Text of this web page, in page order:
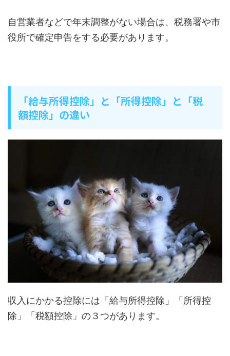
自営業者などで年末調整がない場合は、税務署や市
役所で確定申告をする必要があります。
「給与所得控除」と「所得控除」と「税
額控除」の違い
収入にかかる控除には「給与所得控除」「所得控
除」「税額控除」の３つがあります。